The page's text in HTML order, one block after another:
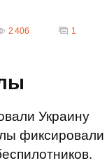
2 406 1
Украину
фиксировали